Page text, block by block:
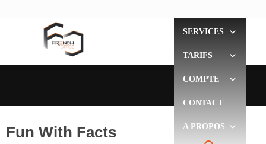
SERVICES
TARIFS
COMPTE
CONTACT
A PROPOS
Fun With Facts